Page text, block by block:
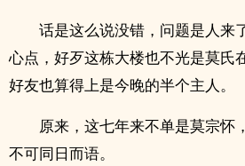
话是这么说没错，问题是人来
心点，好歹这栋大楼也不光是莫氏
好友也算得上是今晚的半个主人。
原来，这七年来不单是莫宗怀
不可同日而语。